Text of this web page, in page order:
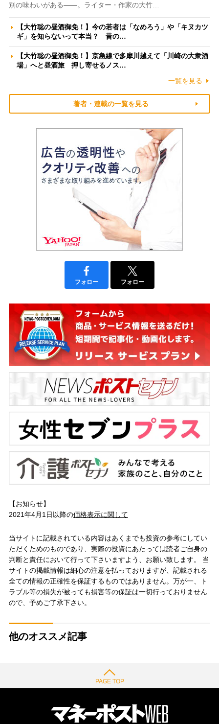
別の味わいがある――。ライター・作家の大竹…
【大竹聡の昼酒御免！】今の若者は「なめろう」や「キヌカツ
ギ」を知らないって本当？ 昔の…
【大竹聡の昼酒御免！】京急線で多摩川越えて「川崎の大衆酒
場」へと昼酒旅 押し寄せるノス…
一覧を見る
著者・連載の一覧を見る
フォロー フォロー
【お知らせ】
2021年4月1日以降の価格表示に関して
当サイトに記載されている内容はあくまでも投資の参考にしてい
ただくためのものであり、実際の投資にあたっては読者ご自身の
判断と責任において行って下さいますよう、お願い致します。 当
サイトの掲載情報は細心の注意を払っておりますが、記載される
全ての情報の正確性を保証するものではありません。万が一、ト
ラブル等の損失が被っても損害等の保証は一切行っておりません
ので、予めご了承下さい。
他のオススメ記事
PAGE TOP